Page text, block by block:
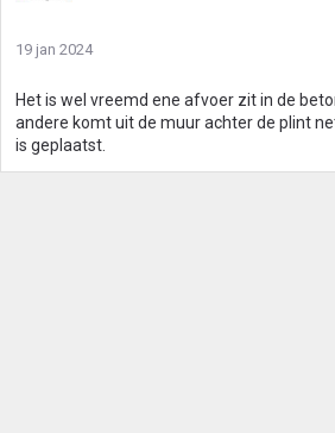
19 jan 2024
Het is wel vreemd ene afvoer zit in de
andere komt uit de muur achter de plint
is geplaatst.